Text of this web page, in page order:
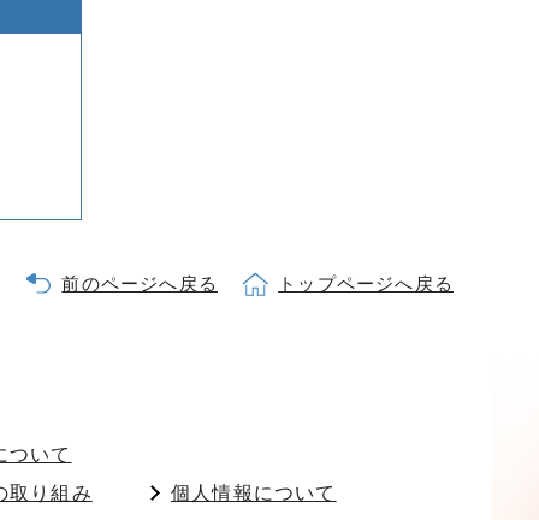
前のページへ戻る トップページへ戻る
ついて
取り組み
個人情報について